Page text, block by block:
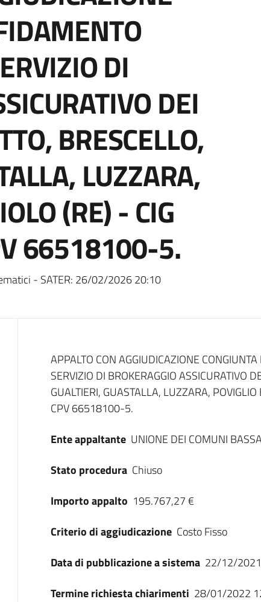
DI
DEI
BRESCELLO,
LUZZARA,
(RE) - CIG
66518100-5.
- SATER: 26/02/2026 20:10
Dati del bando
APPALTO CON AGGIUDICAZIONE
SERVIZIO DI BROKERAGGIO ASSICURATIVO
GUALTIERI, GUASTALLA, LUZZARA,
CPV 66518100-5.
Ente appaltante UNIONE DEI COMUNI
Stato procedura Chiuso
Importo appalto 195.767,27 €
Criterio di aggiudicazione Costo Fisso
Data di pubblicazione a sistema 22/12/2021
Termine richiesta chiarimenti 28/01/2022